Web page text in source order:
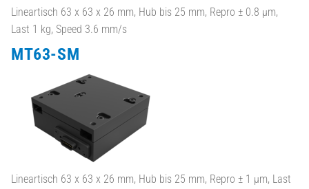
Lineartisch 63 x 63 x 26 mm, Hub bis 25 mm, Repro ± 0.8 µm,
Last 1 kg, Speed 3.6 mm/s
MT63-SM
Lineartisch 63 x 63 x 26 mm, Hub bis 25 mm, Repro ± 1 µm, Last